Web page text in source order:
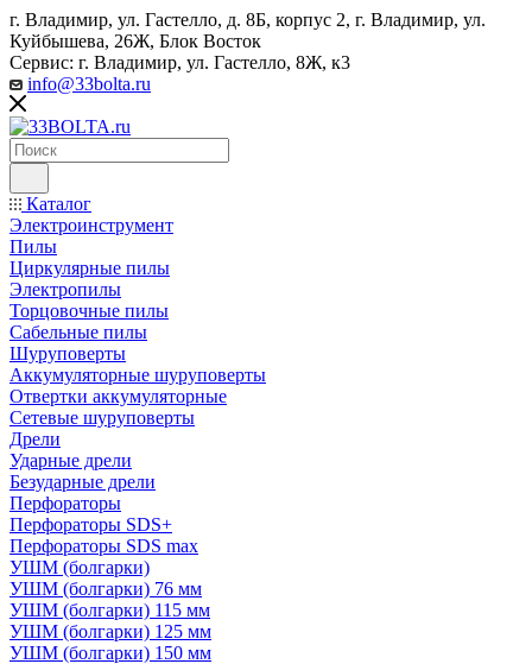
г. Владимир, ул. Гастелло, д. 8Б, корпус 2, г. Владимир, ул. ​
Куйбышева, 26Ж, Блок Восток
Сервис: г. Владимир, ул. Гастелло, 8Ж, к3
info@33bolta.ru
Каталог
Электроинструмент
Пилы
Циркулярные пилы
Электропилы
Торцовочные пилы
Сабельные пилы
Шуруповерты
Аккумуляторные шуруповерты
Отвертки аккумуляторные
Сетевые шуруповерты
Дрели
Ударные дрели
Безударные дрели
Перфораторы
Перфораторы SDS+
Перфораторы SDS max
УШМ (болгарки)
УШМ (болгарки) 76 мм
УШМ (болгарки) 115 мм
УШМ (болгарки) 125 мм
УШМ (болгарки) 150 мм